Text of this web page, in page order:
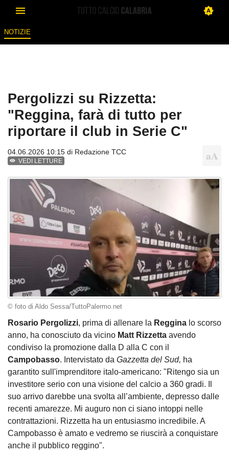
NOTIZIE
Pergolizzi su Rizzetta:
"Reggina, farà di tutto per
riportare il club in Serie C"
04.06.2026 10:15 di Redazione TCC
VEDI LETTURE
© foto di Aldo Sessa/TuttoPalermo.net
Rosario Pergolizzi, prima di allenare la Reggina lo scorso
anno, ha conosciuto da vicino Matt Rizzetta avendo
condiviso la promozione dalla D alla C con il
Campobasso. Intervistato da Gazzetta del Sud, ha
garantito sull'imprenditore italo-americano: "Ritengo sia un
investitore serio con una visione del calcio a 360 gradi. Il
suo arrivo darebbe una svolta all’ambiente, depresso dalle
recenti amarezze. Mi auguro non ci siano intoppi nelle
contrattazioni. Rizzetta ha un entusiasmo incredibile. A
Campobasso è amato e vedremo se riuscirà a conquistare
anche il pubblico reggino".